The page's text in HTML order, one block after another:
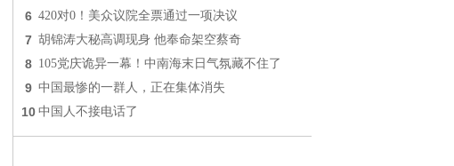
6 420对0！美众议院全票通过一项决议
7 胡锦涛大秘高调现身 他奉命架空蔡奇
8 105党庆诡异一幕！中南海末日气氛藏不住了
9 中国最惨的一群人，正在集体消失
10 中国人不接电话了